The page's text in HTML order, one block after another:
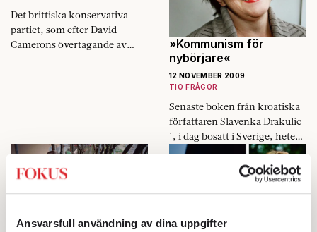
Ansvarsfull användning av dina uppgifter
Det brittiska konservativa
partiet, som efter David
Camerons övertagande av
»Kommunism för
nybörjare«
12 NOVEMBER 2009
TIO FRÅGOR
Senaste boken från kroatiska
författaren Slavenka Drakulic
´, i dag bosatt i Sverige, heter
»Katt i Warszawa och andra –
berättelser om livet under
kommunismen« och består
av sex fabler om hur det var